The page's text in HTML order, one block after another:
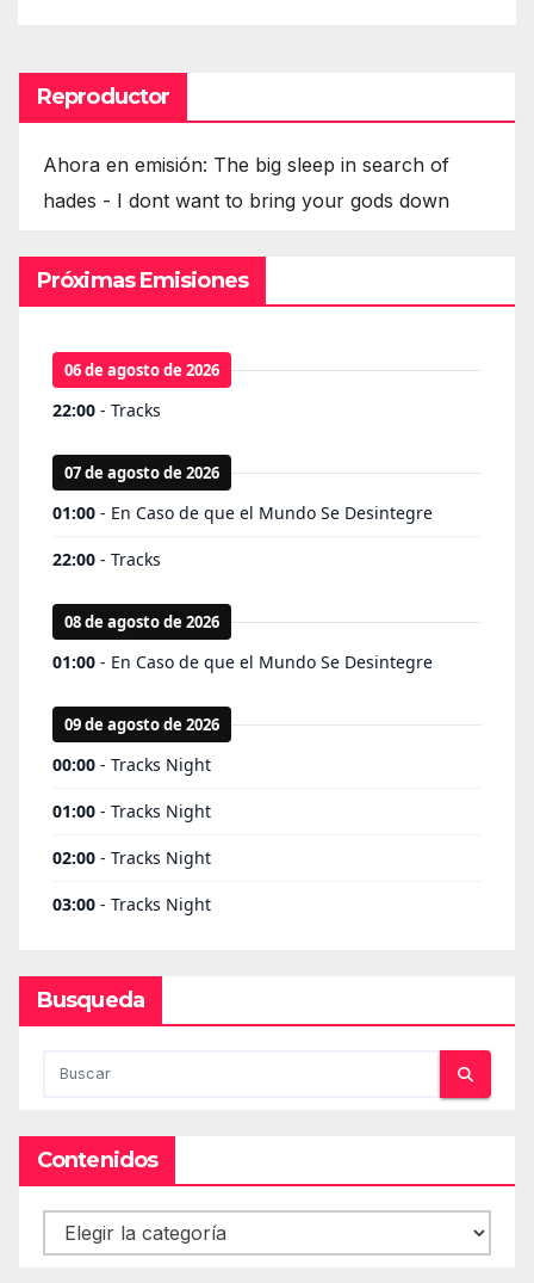
Reproductor
Ahora en emisión: The big sleep in search of
hades - I dont want to bring your gods down
Próximas Emisiones
Busqueda
Contenidos
Contenidos